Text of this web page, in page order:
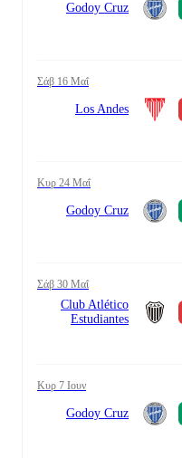
Godoy Cruz
Σάβ 16 Μαΐ
Los Andes
Κυρ 24 Μαΐ
Godoy Cruz
Σάβ 30 Μαΐ
Club Atlético
Estudiantes
Κυρ 7 Ιουν
Godoy Cruz